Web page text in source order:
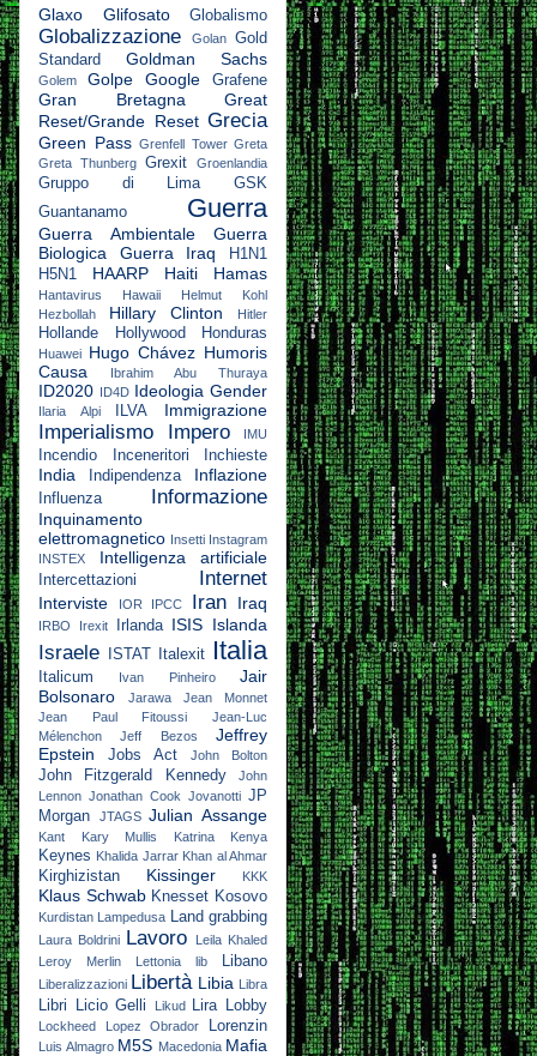
Glaxo Glifosato Globalismo
Globalizzazione Golan Gold
Standard
Goldman Sachs
Golem Golpe Google Grafene
Gran Bretagna
Great
Reset/Grande Reset Grecia
Green Pass Grenfell Tower Greta
Greta Thunberg Grexit Groenlandia
Gruppo di Lima
GSK
Guantanamo
Guerra
Guerra Ambientale
Guerra
Biologica
Guerra Iraq
H1N1
H5N1
HAARP Haiti Hamas
Hantavirus Hawaii
Helmut Kohl
Hezbollah
Hillary Clinton Hitler
Hollande Hollywood Honduras
Huawei Hugo Chávez Humoris
Causa
Ibrahim Abu Thuraya
ID2020 ID4D Ideologia Gender
Ilaria Alpi ILVA Immigrazione
Imperialismo Impero IMU
Incendio Inceneritori Inchieste
India Indipendenza Inflazione
Influenza Informazione
Inquinamento
elettromagnetico Insetti Instagram
INSTEX
Intelligenza artificiale
Intercettazioni Internet
Interviste IOR IPCC Iran Iraq
IRBO Irexit Irlanda ISIS Islanda
Israele ISTAT Italexit Italia
Italicum Ivan Pinheiro
Jair
Bolsonaro
Jarawa
Jean Monnet
Jean Paul Fitoussi
Jean-Luc
Mélenchon
Jeff Bezos
Jeffrey
Epstein
Jobs Act John Bolton
John Fitzgerald Kennedy
John
Lennon Jonathan Cook Jovanotti JP
Morgan
JTAGS Julian Assange
Kant Kary Mullis Katrina Kenya
Keynes Khalida Jarrar Khan al Ahmar
Kirghizistan Kissinger KKK
Klaus Schwab Knesset Kosovo
Kurdistan Lampedusa Land grabbing
Laura Boldrini Lavoro
Leila Khaled
Leroy Merlin
Lettonia lib Libano
Liberalizzazioni Libertà Libia Libra
Libri Licio Gelli Likud Lira Lobby
Lockheed Lopez Obrador Lorenzin
Luis Almagro M5S Macedonia Mafia